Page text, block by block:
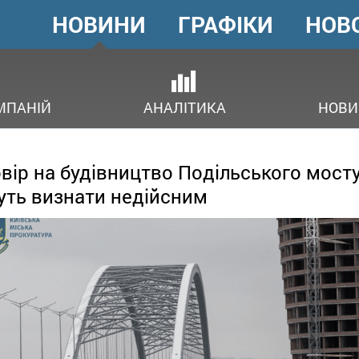
ГОЛОВНЕ
МЕНЮ
НОВИНИ
АНАЛІТИКА
ГРАФІКИ
на будівництво Подільського
визнати недійсним